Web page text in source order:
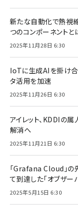
新たな自動化で熱視
つのコンポーネントと
2025年11月28日 6:30
IoTに生成AIを掛け
タ活用を加速
2025年11月26日 6:30
アイレット、KDDIの
解消へ
2025年11月21日 6:30
「Grafana Cloud」
て到達した「オブザー
2025年5月15日 6:30